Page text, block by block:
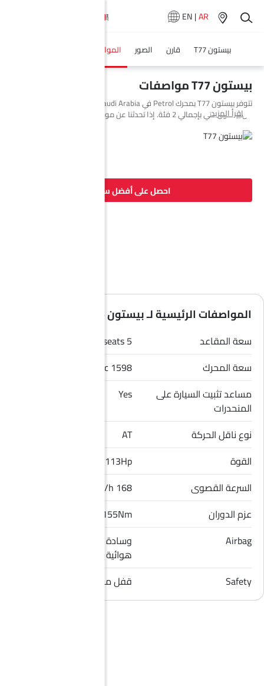
EN|AR
بيستون T77 قارن الصور المواصفات
بيستون T77 مواصفات
اقرأ المزيد
احصل على أفضل سعر
المواصفات الرئيسية لـ بيستون T77 2026
سعة المقاعد
5 seats
سعة المحرك
1598 cc
مساعد تثبيت السيارة على
المنحدرات
Yes
نوع ناقل الحركة
AT
القوة
113Hp
السرعة القصوى
168 Km/h
عزم الدوران
155Nm
Airbag
وسادة هوائية للسائق, وسادة
هوائية للراكب الأمامي
Safety
قفل مركزي